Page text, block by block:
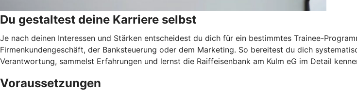
Du gestaltest deine Karriere selbst
Je nach deinen Interessen und Stärken entscheidest du dich für ein bestimmtes Trainee-
Firmenkundengeschäft, der Banksteuerung oder dem Marketing. So bereitest du dich
Verantwortung, sammelst Erfahrungen und lernst die Raiffeisenbank am Kulm eG im Detail
Voraussetzungen